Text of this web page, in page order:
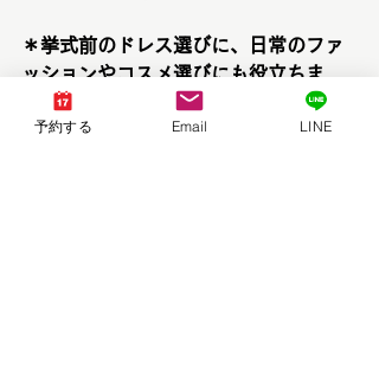
＊挙式前のドレス選びに、日常のファ
ッションやコスメ選びにも役立ちま
す！
【ブライダル】パーソナルカラー診断/
予約する Email LINE